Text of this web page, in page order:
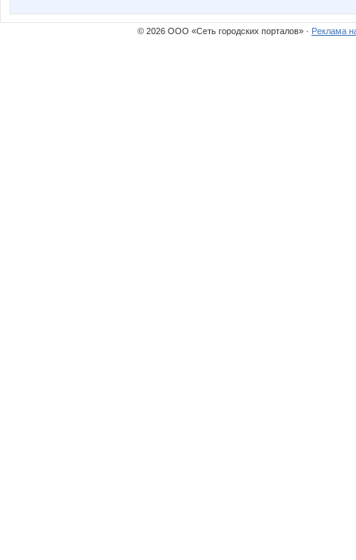
© 2026 ООО «Сеть городских порталов» · Реклама